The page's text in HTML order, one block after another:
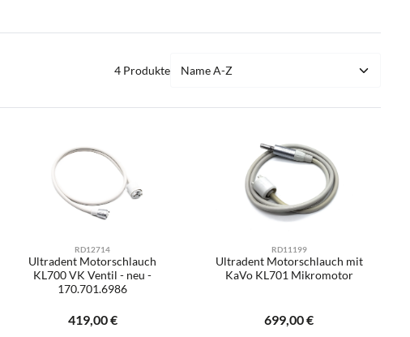
4 Produkte
RD12714
Ultradent Motorschlauch
KL700 VK Ventil - neu -
170.701.6986
Regulärer Preis:
419,00 €
RD11199
Ultradent Motorschlauch mit
KaVo KL701 Mikromotor
Regulärer Preis:
699,00 €